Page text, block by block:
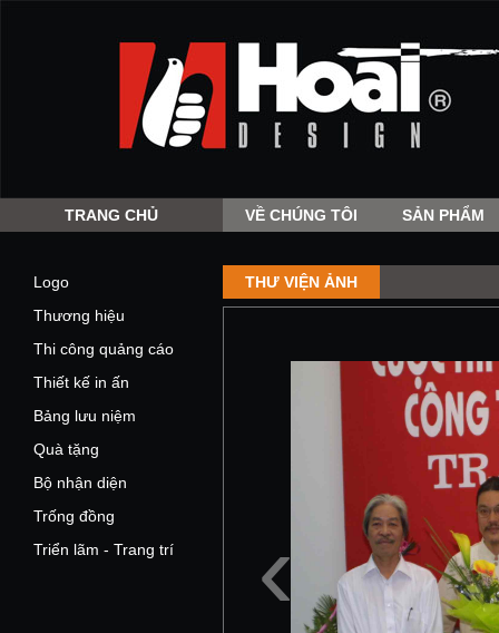
TRANG CHỦ VỀ CHÚNG TÔI SẢN PHẨM
Logo
Thương hiệu
Thi công quảng cáo
Thiết kế in ấn
Bảng lưu niệm
Quà tặng
Bộ nhận diện
Trống đồng
Triển lãm - Trang trí
THƯ VIỆN ẢNH
‹